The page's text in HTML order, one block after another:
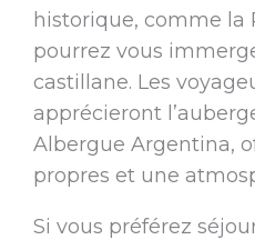
historique, comme la
pourrez vous
castillane. Les
apprécieront
Albergue Argentina,
propres et une
Si vous préférez